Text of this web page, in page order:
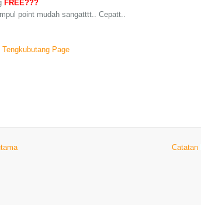
FREE???
point mudah sangatttt.. Cepatt..
Tengkubutang Page
Catatan